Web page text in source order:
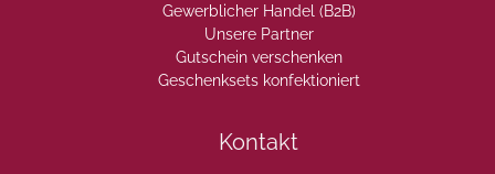
Gewerblicher Handel (B2B)
Unsere Partner
Gutschein verschenken
Geschenksets konfektioniert
Kontakt